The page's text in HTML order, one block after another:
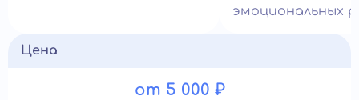
эмоциональных
Цена
от 5 000 ₽